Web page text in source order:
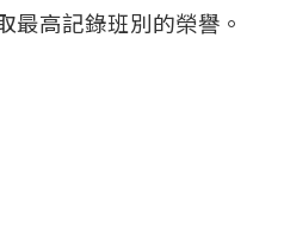
最高記錄班別的榮譽。